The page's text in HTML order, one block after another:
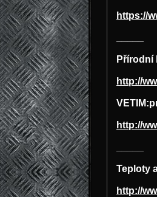
https://
Přírodní
http://
http://
Teploty
http://